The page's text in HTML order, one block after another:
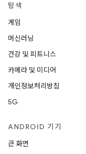
탐색
게임
머신러닝
건강 및 피트니스
카메라 및 미디어
개인정보처리방침
5G
ANDROID 기기
큰 화면